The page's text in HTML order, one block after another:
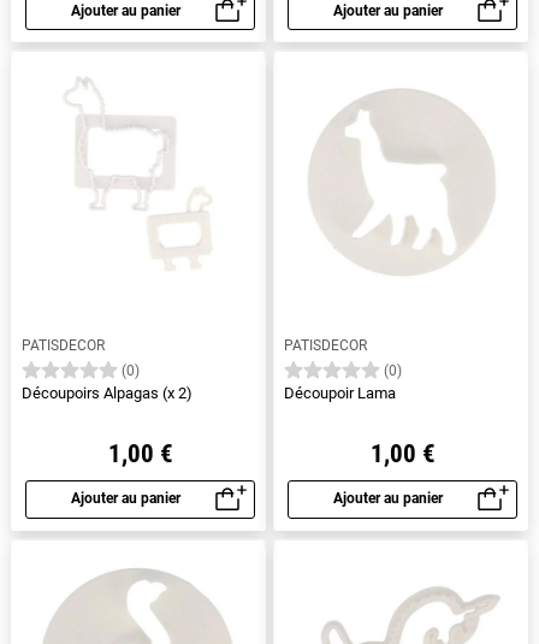
Ajouter au panier
Aperçu rapide
Ajouter au panier
Aperçu rapide
PATISDECOR
(0)
Découpoirs Alpagas (x 2)
1,00 €
Ajouter au panier
Aperçu rapide
PATISDECOR
(0)
Découpoir Lama
1,00 €
Ajouter au panier
Aperçu rapide